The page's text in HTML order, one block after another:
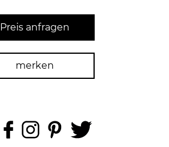
Preis anfragen
merken